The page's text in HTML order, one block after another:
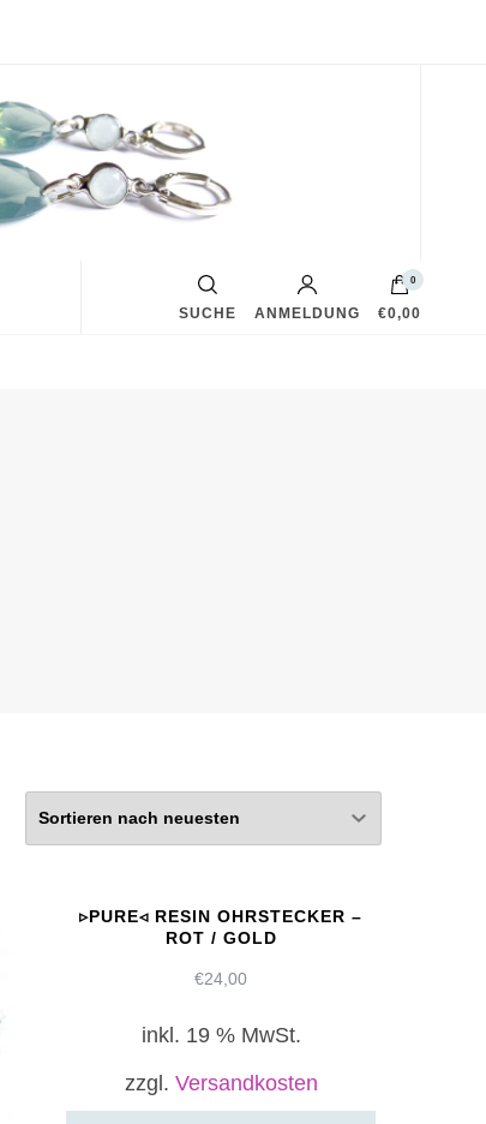
SUCHE ANMELDUNG
0
€0,00
▹PURE◃ RESIN OHRSTECKER –
ROT / GOLD
€24,00
inkl. 19 % MwSt.
zzgl. Versandkosten